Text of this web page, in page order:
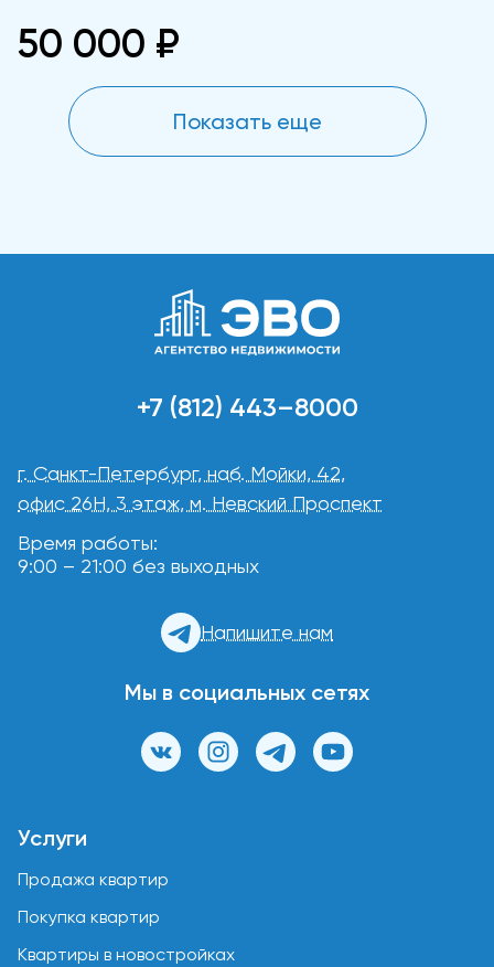
50 000 ₽
Показать еще
+7 (812) 443–8000
г. Санкт-Петербург, наб. Мойки, 42,
офис 26Н, 3 этаж, м. Невский Проспект
Время работы:
9:00 – 21:00 без выходных
Напишите нам
Мы в социальных сетях
Услуги
Продажа квартир
Покупка квартир
Квартиры в новостройках